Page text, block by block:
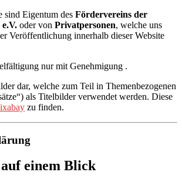
sind Eigentum des Fördervereins der
oder von Privatpersonen, welche uns
Veröffentlichung innerhalb dieser Website
nur mit Genehmigung .
dar, welche zum Teil in Themenbezogenen
als Titelbilder verwendet werden. Diese
zu finden.
einem Blick